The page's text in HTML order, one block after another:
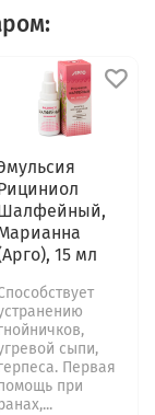
15 мл
сыпи,
Первая
при